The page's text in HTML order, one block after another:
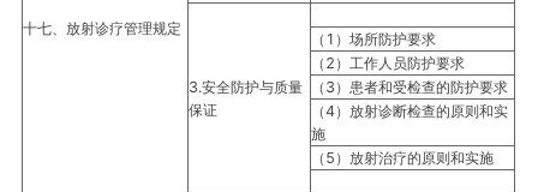
十七、放射诊疗管理规定
3.安全防护与质量
保证
（1）场所防护要求
（2）工作人员防护要求
（3）患者和受检查的防护要求
（4）放射诊断检查的原则和实
施
（5）放射治疗的原则和实施